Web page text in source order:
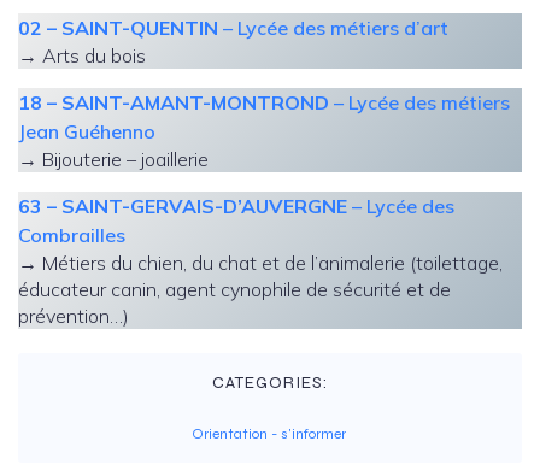
02 – SAINT-QUENTIN – Lycée des métiers d’art
→ Arts du bois
18 – SAINT-AMANT-MONTROND – Lycée des métiers
Jean Guéhenno
→ Bijouterie – joaillerie
63 – SAINT-GERVAIS-D’AUVERGNE – Lycée des
Combrailles
→ Métiers du chien, du chat et de l’animalerie (toilettage,
éducateur canin, agent cynophile de sécurité et de
prévention…)
CATEGORIES:
Orientation - s'informer